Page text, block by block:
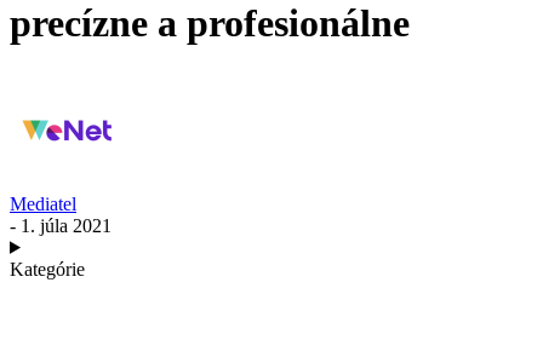
precízne a profesionálne
Mediatel
- 1. júla 2021
Kategórie